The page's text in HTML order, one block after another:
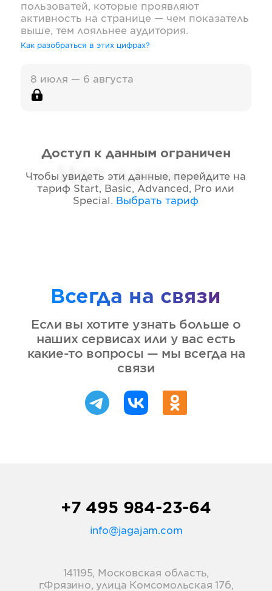
пользоватей, которые проявляют
активность на странице — чем показатель
выше, тем лояльнее аудитория.
Как разобраться в этих цифрах?
8 июля — 6 августа
Нет данных
Доступ к данным ограничен
Чтобы увидеть эти данные, перейдите на
тариф Start, Basic, Advanced, Pro или
Special . Выбрать тариф
Всегда на связи
Если вы хотите узнать больше о
наших сервисах или у вас есть
какие-то вопросы — мы всегда на
связи
+7 495 984-23-64
info@jagajam.com
141195, Московская область,
г.Фрязино, улица Комсомольская 17б,